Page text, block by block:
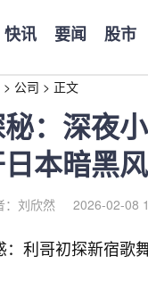
快讯 要闻 股市
> 公司 > 正文
：深夜
本暗黑
：刘欣然 2026-02-08
利哥初探新宿歌